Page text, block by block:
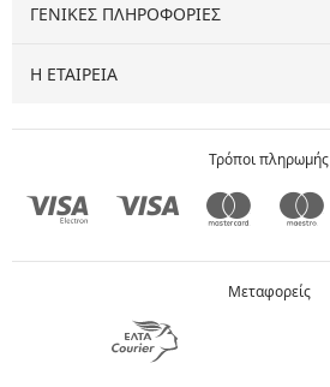
ΓΕΝΙΚΕΣ ΠΛΗΡΟΦΟΡΙΕΣ
Η ΕΤΑΙΡΕΙΑ
Τρόποι πληρωμής
Μεταφορείς